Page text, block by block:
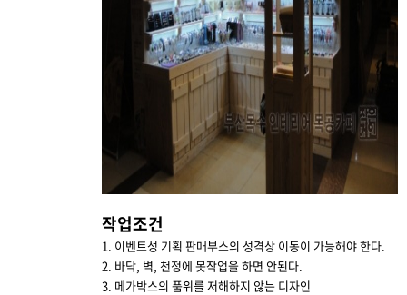
작업조건
1. 이벤트성 기획 판매부스의 성격상 이동이 가능해야 한다.
2. 바닥, 벽, 천정에 못작업을 하면 안된다.
3. 메가박스의 품위를 저해하지 않는 디자인